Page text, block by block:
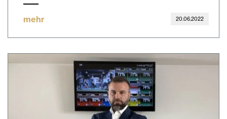
mehr 20.06.2022